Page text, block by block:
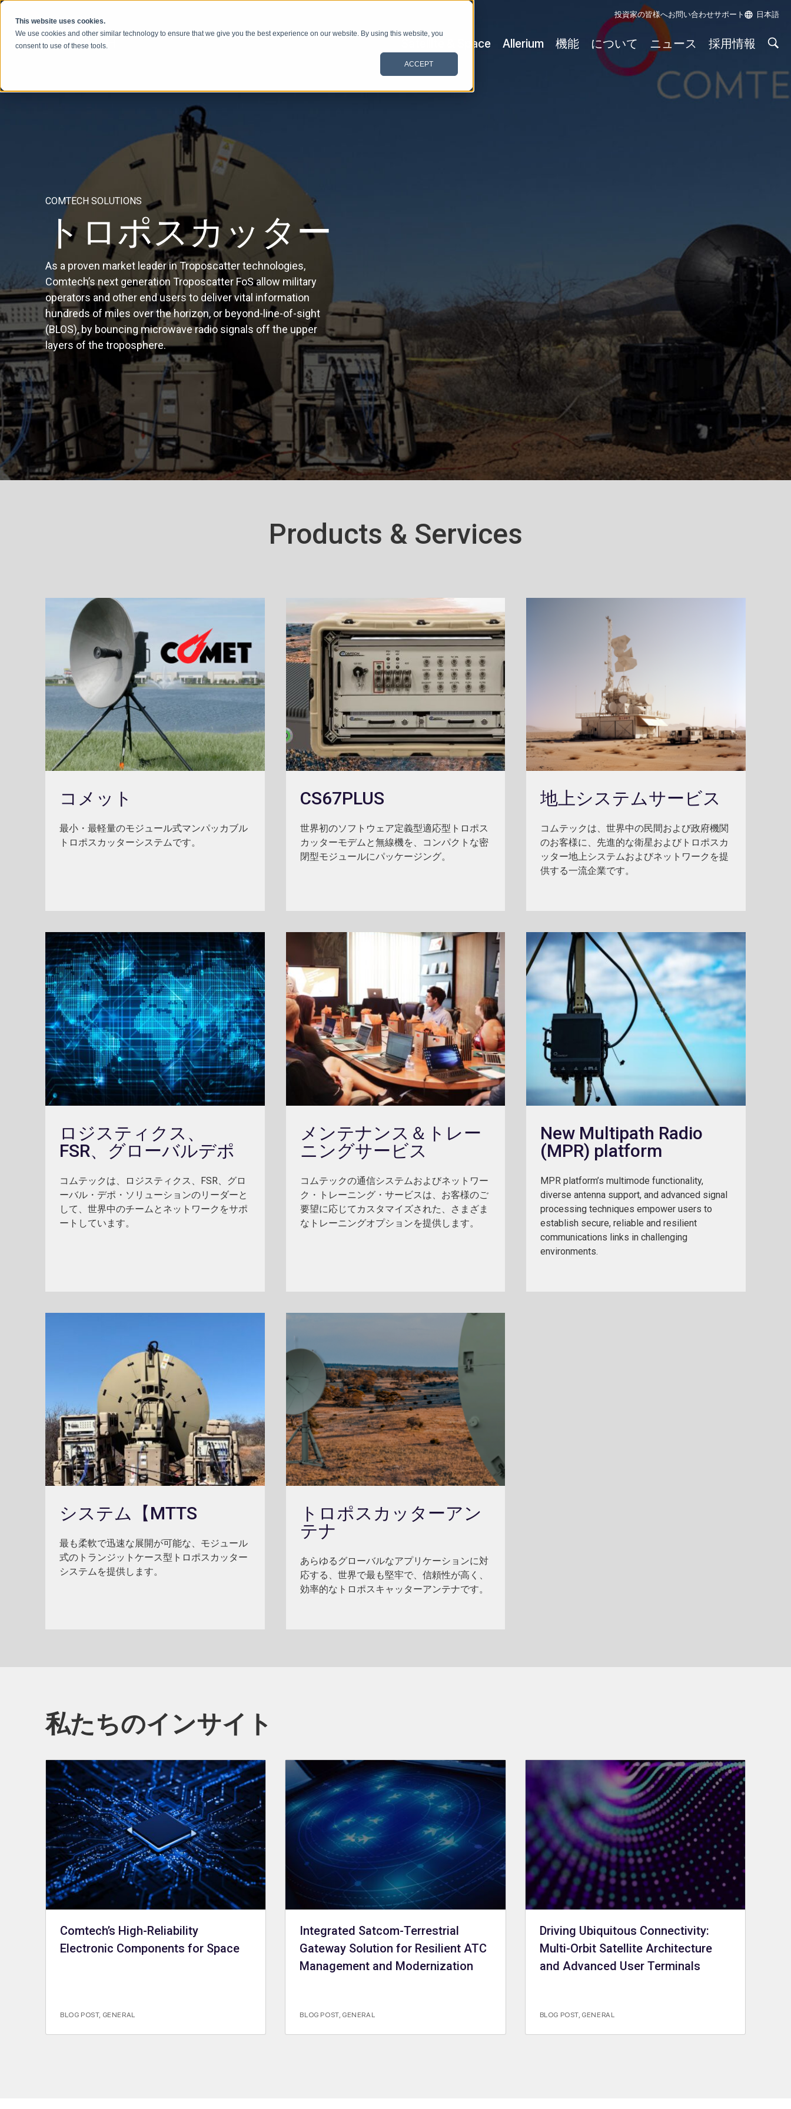
This website uses cookies.
We use cookies and other similar technology to ensure that we give you the best experience on our website. By using this website, you
consent to use of these tools.
ACCEPT
本文へスキップ
投資家の皆様へお問い合わせサポート 日本語
Satellite & Space Allerium 機能 について ニュース 採用情報
COMTECH SOLUTIONS
トロポスカッター
As a proven market leader in Troposcatter technologies,
Comtech’s next generation Troposcatter FoS allow military
operators and other end users to deliver vital information
hundreds of miles over the horizon, or beyond-line-of-sight
(BLOS), by bouncing microwave radio signals off the upper
layers of the troposphere.
Products & Services
コメット
最小・最軽量のモジュール式マンパッカブル
トロポスカッターシステムです。
CS67PLUS
世界初のソフトウェア定義型適応型トロポス
カッターモデムと無線機を、コンパクトな密
閉型モジュールにパッケージング。
地上システムサービス
コムテックは、世界中の民間および政府機関
のお客様に、先進的な衛星およびトロポスカ
ッター地上システムおよびネットワークを提
供する一流企業です。
ロジスティクス、
FSR、グローバルデポ
コムテックは、ロジスティクス、FSR、グロ
ーバル・デポ・ソリューションのリーダーと
して、世界中のチームとネットワークをサポ
ートしています。
メンテナンス＆トレー
ニングサービス
コムテックの通信システムおよびネットワー
ク・トレーニング・サービスは、お客様のご
要望に応じてカスタマイズされた、さまざま
なトレーニングオプションを提供します。
New Multipath Radio
(MPR) platform
MPR platform’s multimode functionality,
diverse antenna support, and advanced signal
processing techniques empower users to
establish secure, reliable and resilient
communications links in challenging
environments.
システム【MTTS
最も柔軟で迅速な展開が可能な、モジュール
式のトランジットケース型トロポスカッター
システムを提供します。
トロポスカッターアン
テナ
あらゆるグローバルなアプリケーションに対
応する、世界で最も堅牢で、信頼性が高く、
効率的なトロポスキャッターアンテナです。
私たちのインサイト
Comtech’s High-Reliability
Electronic Components for Space
BLOG POST, GENERAL
Integrated Satcom-Terrestrial
Gateway Solution for Resilient ATC
Management and Modernization
BLOG POST, GENERAL
Driving Ubiquitous Connectivity:
Multi-Orbit Satellite Architecture
and Advanced User Terminals
BLOG POST GENERAL